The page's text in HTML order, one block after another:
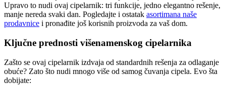
Upravo to nudi ovaj cipelarnik: tri funkcije, jedno elegantno rešenje,
manje nereda svaki dan. Pogledajte i ostatak asortimana naše
prodavnice i pronađite još korisnih proizvoda za vaš dom.
Ključne prednosti višenamenskog cipelarnika
Zašto se ovaj cipelarnik izdvaja od standardnih rešenja za odlaganje
obuće? Zato što nudi mnogo više od samog čuvanja cipela. Evo šta
dobijate: